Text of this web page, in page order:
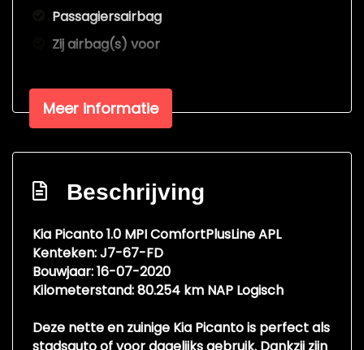
Passagiersairbag
Zij airbag(s) voor
Achterbank in delen neerklapbaar
Elektrische ramen achter
Elektrische ramen voor
Stuur verstelbaar
Stuurbekrachtiging
Exterieur
Meer informatie
Beschrijving
Kia Picanto 1.0 MPI ComfortPlusLine APL
Kenteken: J7-67-FD
Bouwjaar: 16-07-2020
Kilometerstand: 80.254 km NAP Logisch
Deze nette en zuinige Kia Picanto is perfect als